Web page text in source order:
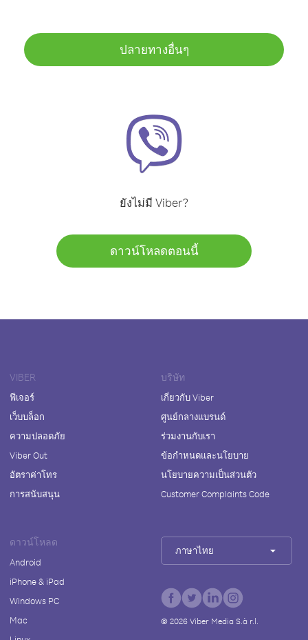
ปลายทางอื่นๆ
ยังไม่มี Viber?
ดาวน์โหลดตอนนี้
VIBER
ฟีเจอร์
เว็บบล็อก
ความปลอดภัย
Viber Out
อัตราค่าโทร
การสนับสนุน
บริษัท
เกี่ยวกับ Viber
ศูนย์กลางแบรนด์
ร่วมงานกับเรา
ข้อกำหนดและนโยบาย
นโยบายความเป็นส่วนตัว
Customer Complaints Code
ดาวน์โหลด
Android
iPhone & iPad
Windows PC
Mac
ภาษาไทย
© 2026Viber Media S.à r.l.